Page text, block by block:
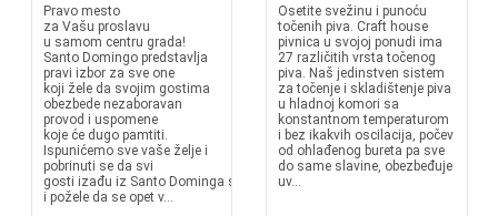
Pravo mesto
za Vašu proslavu
u samom centru grada!
Santo Domingo predstavlja
pravi izbor za sve one
koji žele da svojim gostima
obezbede nezaboravan
provod i uspomene
koje će dugo pamtiti.
Ispunićemo sve vaše želje i
pobrinuti se da svi
gosti izađu iz Santo Dominga sa osmehom
i požele da se opet v...
Osetite svežinu i punoću
točenih piva. Craft house
pivnica u svojoj ponudi ima
27 različitih vrsta točenog
piva. Naš jedinstven sistem
za točenje i skladištenje piva
u hladnoj komori sa
konstantnom temperaturom
i bez ikakvih oscilacija, počev
od ohlađenog bureta pa sve
do same slavine, obezbeđuje
uv...